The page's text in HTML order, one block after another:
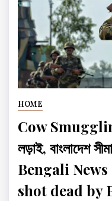
HOME
Cow
লড়াই, বাংলাদেশ
Bengali
shot dead by